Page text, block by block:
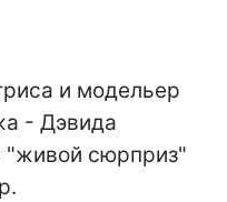
и модельер
- Дэвида
"живой сюрприз"